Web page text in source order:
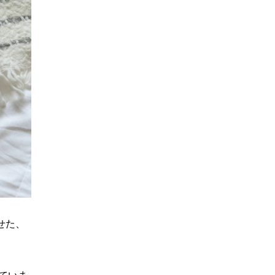
、